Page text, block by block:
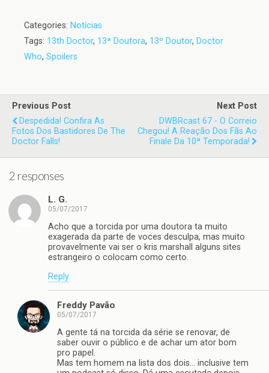
Categories: Notícias
Tags: 13th Doctor, 13ª Doutora, 13º Doutor, Doctor
Who, Spoilers
Previous Post
Despedida! Confira As
Fotos Dos Bastidores De The
Doctor Falls!
Next Post
DWBRcast 67 - O Correio
Chegou! A Reação Dos Fãs Ao
Finale Da 10ª Temporada!
2 responses
L. G.
05/07/2017
Acho que a torcida por uma doutora ta muito
exagerada da parte de voces desculpa, mas muito
provavelmente vai ser o kris marshall alguns sites
estrangeiro o colocam como certo.
Reply
Freddy Pavão
05/07/2017
A gente tá na torcida da série se renovar, de
saber ouvir o público e de achar um ator bom
pro papel.
Mas tem homem na lista dos dois… inclusive tem